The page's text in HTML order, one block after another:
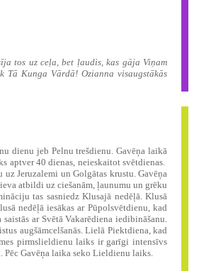
tos uz ceļa, bet ļaudis, kas gāja Viņam
Tā Kunga Vārdā! Ozianna visaugstākās
dienu jeb Pelnu trešdienu. Gavēņa laikā
aptver 40 dienas, neieskaitot svētdienas.
Jeruzalemi un Golgātas krustu. Gavēņa
atbildi uz ciešanām, ļaunumu un grēku
tas sasniedz Klusajā nedēļā. Klusā
nedēļā iesākas ar Pūpolsvētdienu, kad
ar Svētā Vakarēdiena iedibināšanu.
augšāmcelšanās. Lielā Piektdiena, kad
pirmslieldienu laiks ir garīgi intensīvs
Gavēņa laika seko Lieldienu laiks.